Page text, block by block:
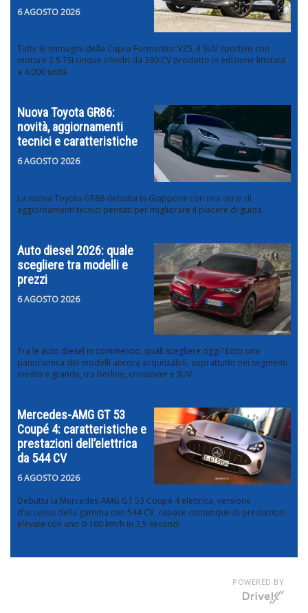
6 AGOSTO 2026
Tutte le immagini della Cupra Formentor VZ5, il SUV sportivo con
motore 2.5 TSI cinque cilindri da 390 CV prodotto in edizione limitata
a 4.000 unità.
Nuova Toyota GR86:
novità, aggiornamenti
tecnici e caratteristiche
6 AGOSTO 2026
La nuova Toyota GR86 debutta in Giappone con una serie di
aggiornamenti tecnici pensati per migliorare il piacere di guida.
Auto diesel 2026: quale
scegliere tra modelli e
prezzi
6 AGOSTO 2026
Tra le auto diesel in commercio, quali scegliere oggi? Ecco una
panoramica dei modelli ancora acquistabili, soprattutto nei segmenti
medio e grande, tra berline, crossover e SUV.
Mercedes-AMG GT 53
Coupé 4: caratteristiche e
prestazioni dell’elettrica
da 544 CV
6 AGOSTO 2026
Debutta la Mercedes-AMG GT 53 Coupé 4 elettrica, versione
d’accesso della gamma con 544 CV, capace comunque di prestazioni
elevate con uno 0-100 km/h in 3,5 secondi.
POWERED BY